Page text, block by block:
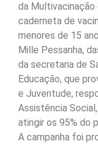
da
caderneta de
menores de 15
Mille Pessanha,
da secretaria de
Educação, que
e Juventude,
Assistência
atingir os 95% do
A campanha foi